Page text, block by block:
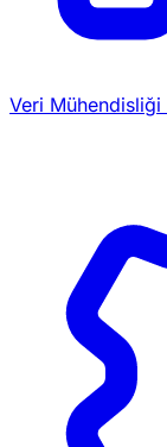
Veri Mühendisliği